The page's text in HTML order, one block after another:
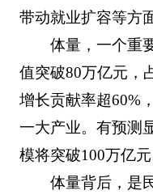
带动就业扩容等方
体量，一个重
值突破80万亿元，
增长贡献率超60%
一大产业。有预测
模将突破100万亿元
体量背后，是